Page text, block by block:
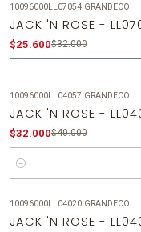
-20%OFF
Agotado
10096000LL07054|GRANDECO
JACK 'N ROSE -
$25.600$32.000
-20%OFF
10096000LL04057|GRANDECO
JACK 'N ROSE -
$32.000$40.000
Cantidad
-20%OFF
10096000LL04020|GRANDECO
JACK 'N ROSE -